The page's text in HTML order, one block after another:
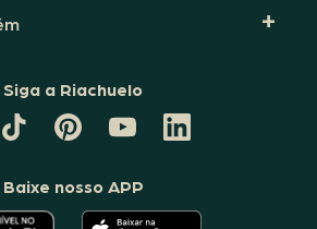
Siga a Riachuelo
TIKTOK
DA
PINTEREST
DA
CANAL
DA
RIACHUELO
LINKEDIN
DA
Baixe nosso APP
O